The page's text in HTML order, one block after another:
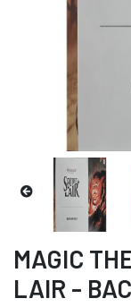
MAGIC
LAIR -